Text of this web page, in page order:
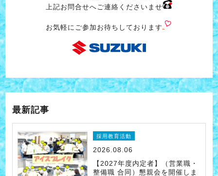
上記お問合せへご連絡くださいませ
お気軽にご参加お待ちしております
最新記事
採用教育活動
2026.08.06
【2027年度内定者】（営業職・
整備職 合同）懇親会を開催しま